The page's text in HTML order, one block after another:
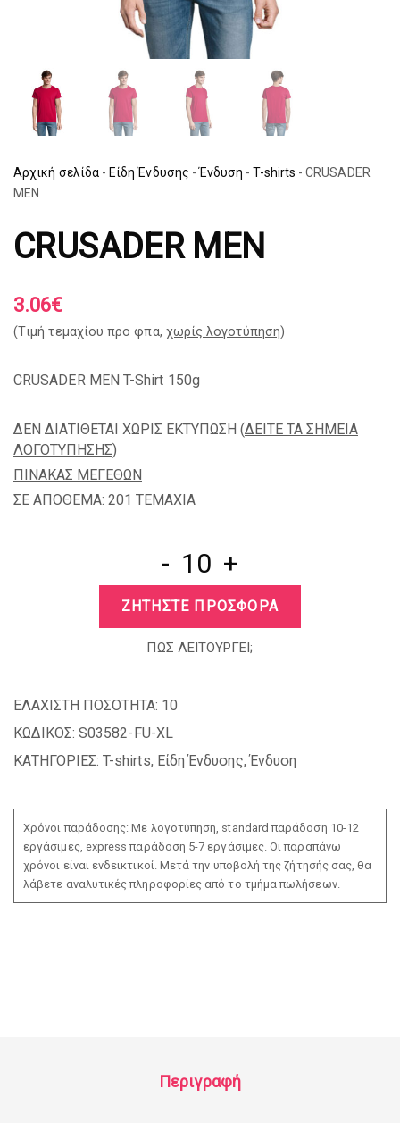
Αρχική σελίδα - Είδη Ένδυσης - Ένδυση - T-shirts - CRUSADER
MEN
CRUSADER MEN
3.06€
(Tιμή τεμαχίου προ φπα, χωρίς λογοτύπηση)
CRUSADER MEN T-Shirt 150g
ΔΕΝ ΔΙΑΤΙΘΕΤΑΙ ΧΩΡΙΣ ΕΚΤΥΠΩΣΗ (ΔΕΙΤΕ ΤΑ ΣΗΜΕΙΑ
ΛΟΓΟΤΥΠΗΣΗΣ)
ΠΙΝΑΚΑΣ ΜΕΓΕΘΩΝ
ΣΕ ΑΠΟΘΕΜΑ: 201 TEMAXIA
- +
ΖΗΤΗΣΤΕ ΠΡΟΣΦΟΡΑ
ΠΩΣ ΛΕΙΤΟΥΡΓΕΙ;
ΕΛΑΧΙΣΤΗ ΠΟΣΟΤΗΤΑ: 10
ΚΩΔΙΚΟΣ: S03582-FU-XL
ΚΑΤΗΓΟΡΙΕΣ: T-shirts, Είδη Ένδυσης,Ένδυση
Χρόνοι παράδοσης: Με λογοτύπηση, standard παράδοση 10-12
εργάσιμες, express παράδοση 5-7 εργάσιμες. Οι παραπάνω
χρόνοι είναι ενδεικτικοί. Μετά την υποβολή της ζήτησής σας, θα
λάβετε αναλυτικές πληροφορίες από το τμήμα πωλήσεων.
Περιγραφή